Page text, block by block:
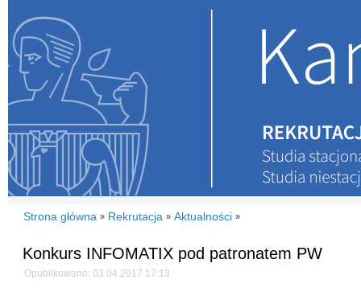
Strona główna » Rekrutacja » Aktualności »
Konkurs INFOMATIX pod patronatem PW
Opublikowano: 03.04.2017 17:13